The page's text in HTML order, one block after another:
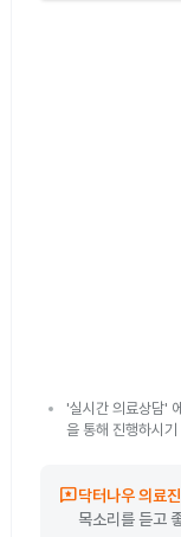
'실시간 의료상담'
을 통해 진행하시
reviews닥터나우 의료
목소리를 듣고